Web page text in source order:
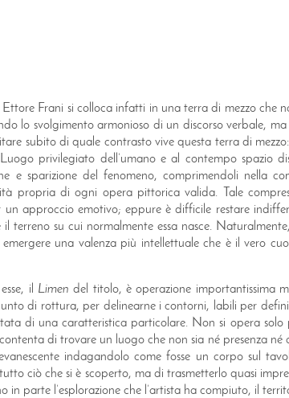
Frani si colloca infatti in una terra di mezzo che
lo svolgimento armonioso di un discorso verbale,
subito di quale contrasto vive questa terra di
privilegiato dell’umano e al contempo spazio
e sparizione del fenomeno, comprimendoli nella
propria di ogni opera pittorica valida. Tale
approccio emotivo; eppure è difficile restare
terreno su cui normalmente essa nasce.
una valenza più intellettuale che è il vero
il Limen del titolo, è operazione importantissima
di rottura, per delinearne i contorni, labili per
di una caratteristica particolare. Non si opera solo
di trovare un luogo che non sia né presenza né
indagandolo come fosse un corpo sul
ciò che si è scoperto, ma di trasmetterlo quasi
parte l’esplorazione che l’artista ha compiuto, il